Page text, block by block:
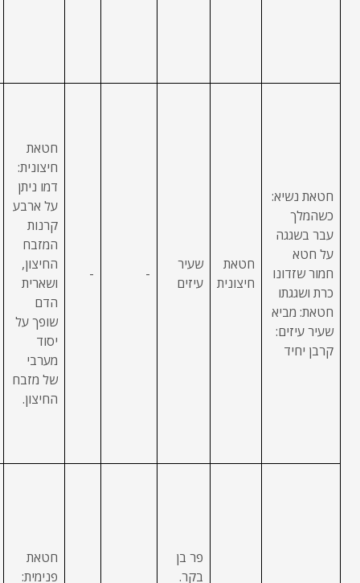
חטאת נשיא:
כשהמלך
עבר בשגגה
על חטא
חמור שזדונו
כרת ושגגתו
חטאת: מביא
שעיר עיזים:
קרבן יחיד
חטאת
חיצונית
שעיר
עיזים
-
-
חטאת
חיצונית:
דמו ניתן
על ארבע
קרנות
המזבח
החיצון,
ושארית
הדם
שופך על
יסוד
מערבי
של מזבח
החיצון.
פר בן
בקר.
חטאת
פנימית: